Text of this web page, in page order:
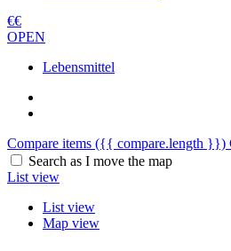
€€
OPEN
Lebensmittel
Compare items ({{ compare.length }})
Search as I move the map
List view
List view
Map view